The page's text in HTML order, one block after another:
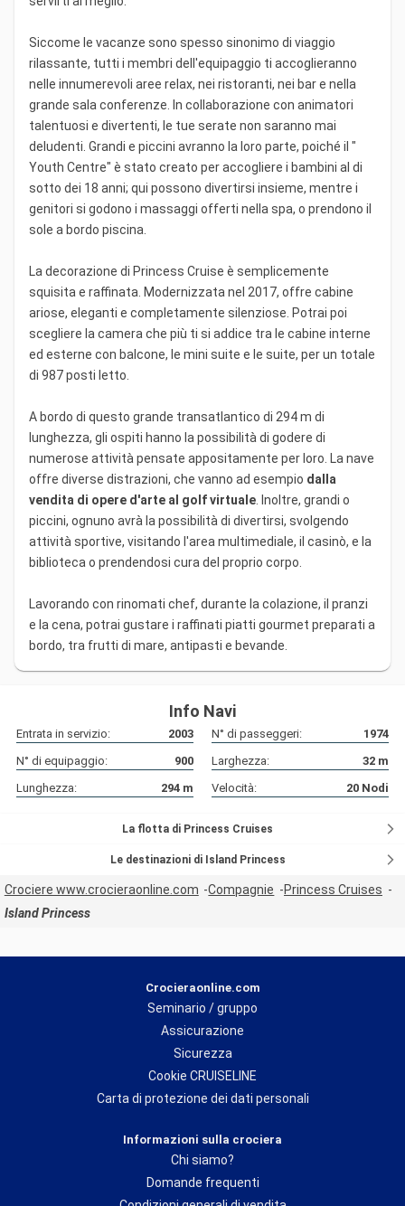
Siccome le vacanze sono spesso sinonimo di viaggio
rilassante, tutti i membri dell'equipaggio ti accoglieranno
nelle innumerevoli aree relax, nei ristoranti, nei bar e nella
grande sala conferenze. In collaborazione con animatori
talentuosi e divertenti, le tue serate non saranno mai
deludenti. Grandi e piccini avranno la loro parte, poiché il "
Youth Centre" è stato creato per accogliere i bambini al di
sotto dei 18 anni; qui possono divertirsi insieme, mentre i
genitori si godono i massaggi offerti nella spa, o prendono il
sole a bordo piscina.
La decorazione di Princess Cruise è semplicemente
squisita e raffinata. Modernizzata nel 2017, offre cabine
ariose, eleganti e completamente silenziose. Potrai poi
scegliere la camera che più ti si addice tra le cabine interne
ed esterne con balcone, le mini suite e le suite, per un totale
di 987 posti letto.
A bordo di questo grande transatlantico di 294 m di
lunghezza, gli ospiti hanno la possibilità di godere di
numerose attività pensate appositamente per loro. La nave
offre diverse distrazioni, che vanno ad esempio dalla
vendita di opere d'arte al golf virtuale . Inoltre, grandi o
piccini, ognuno avrà la possibilità di divertirsi, svolgendo
attività sportive, visitando l'area multimediale, il casinò, e la
biblioteca o prendendosi cura del proprio corpo.
Lavorando con rinomati chef, durante la colazione, il pranzi
e la cena, potrai gustare i raffinati piatti gourmet preparati a
bordo, tra frutti di mare, antipasti e bevande.
Info Navi
Entrata in servizio: 2003 N° di passeggeri:
1974
N° di equipaggio:
900 Larghezza: 32 m
Lunghezza:
294 m Velocità: 20 Nodi
La flotta di Princess Cruises
Le destinazioni di Island Princess
Crociere www.crocieraonline.com Compagnie
Princess Cruises
Island Princess
Crocieraonline.com
Seminario / gruppo
Assicurazione
Sicurezza
Cookie CRUISELINE
Carta di protezione dei dati personali
Informazioni sulla crociera
Chi siamo?
Domande frequenti